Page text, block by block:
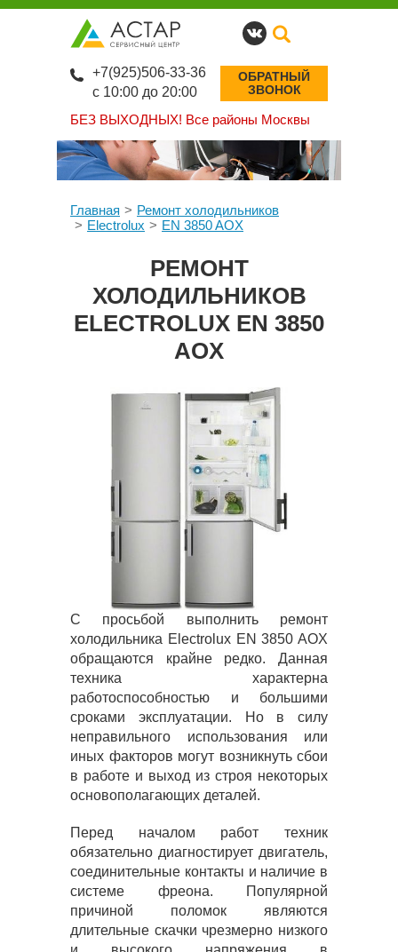
БЕЗ ВЫХОДНЫХ! Все районы Москвы
+7(925)506-33-36
с 10:00 до 20:00
ОБРАТНЫЙ
ЗВОНОК
Главная
Ремонт холодильников
Electrolux
EN 3850 AOX
РЕМОНТ
ХОЛОДИЛЬНИКОВ
ELECTROLUX EN 3850
AOX
С просьбой выполнить ремонт
холодильника Electrolux EN 3850 AOX
обращаются крайне редко. Данная
техника характерна
работоспособностью и большими
сроками эксплуатации. Но в силу
неправильного использования или
иных факторов могут возникнуть сбои
в работе и выход из строя некоторых
основополагающих деталей.
Перед началом работ техник
обязательно диагностирует двигатель,
соединительные контакты и наличие в
системе фреона. Популярной
причиной поломок являются
длительные скачки чрезмерно низкого